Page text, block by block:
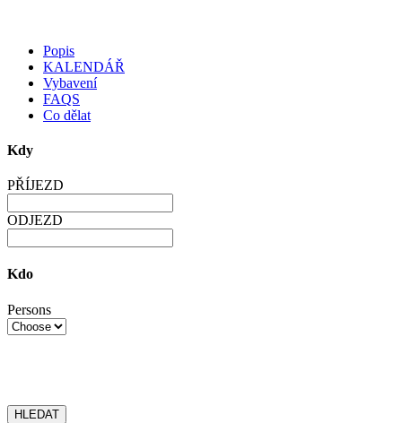
Popis
KALENDÁŘ
Vybavení
FAQS
Co dělat
Kdy
PŘÍJEZD
ODJEZD
Kdo
Persons
HLEDAT